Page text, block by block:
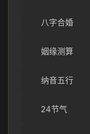
八字合婚
姻缘测算
纳音五行
24节气